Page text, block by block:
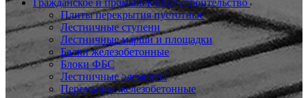
Гражданское и промышленное строительство
Плиты перекрытия пустотные
Лестничные ступени
Лестничные марши и площадки
Балки железобетонные
Блоки ФБС
Лестничные элементы
Перемычки железобетонные